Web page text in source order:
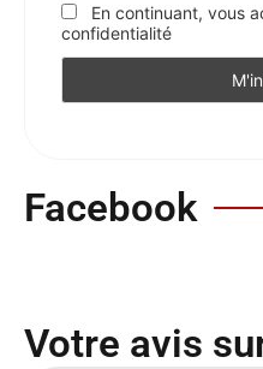
En continuant, vous
confidentialité
Facebook
Votre avis